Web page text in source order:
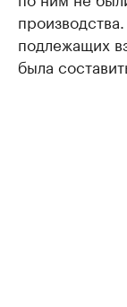
подлежащих
была